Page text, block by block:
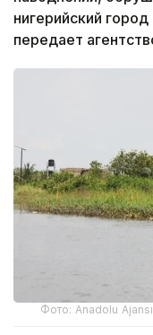
нигерийский
передает
Фото: Anadolu Ajansı